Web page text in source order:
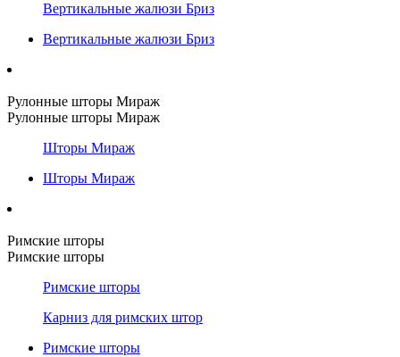
Вертикальные жалюзи Бриз
Вертикальные жалюзи Бриз
Рулонные шторы Мираж
Рулонные шторы Мираж
Шторы Мираж
Шторы Мираж
Римские шторы
Римские шторы
Римские шторы
Карниз для римских штор
Римские шторы